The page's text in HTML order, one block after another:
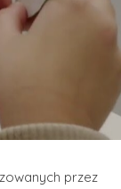
przez